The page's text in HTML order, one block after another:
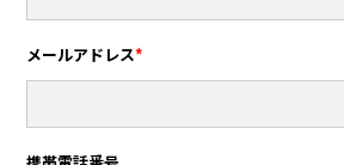
メールアドレス*